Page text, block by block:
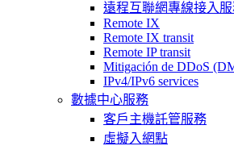
遠程互聯網專線接入
Remote IX
Remote IX transit
Remote IP transit
Mitigación de DDoS
IPv4/IPv6 services
數據中心服務
客戶主機託管服務
虛擬入網點